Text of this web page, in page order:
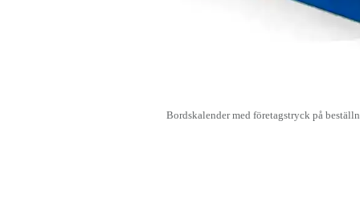
Bordskalender med företagstryck på